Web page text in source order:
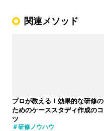
関連メソッド
プロが教える！効果的な研修の
ためのケーススタディ作成のコ
ツ
研修ノウハウ